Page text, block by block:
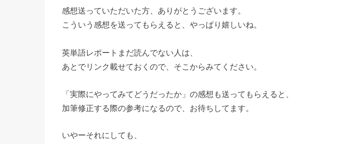
感想送っていただいた方、ありがとうございます。
こういう感想を送ってもらえると、やっぱり嬉しいね。
英単語レポートまだ読んでない人は、
あとでリンク載せておくので、そこからみてください。
「実際にやってみてどうだったか」の感想も送ってもらえると、
加筆修正する際の参考になるので、お待ちしてます。
いやーそれにしても、